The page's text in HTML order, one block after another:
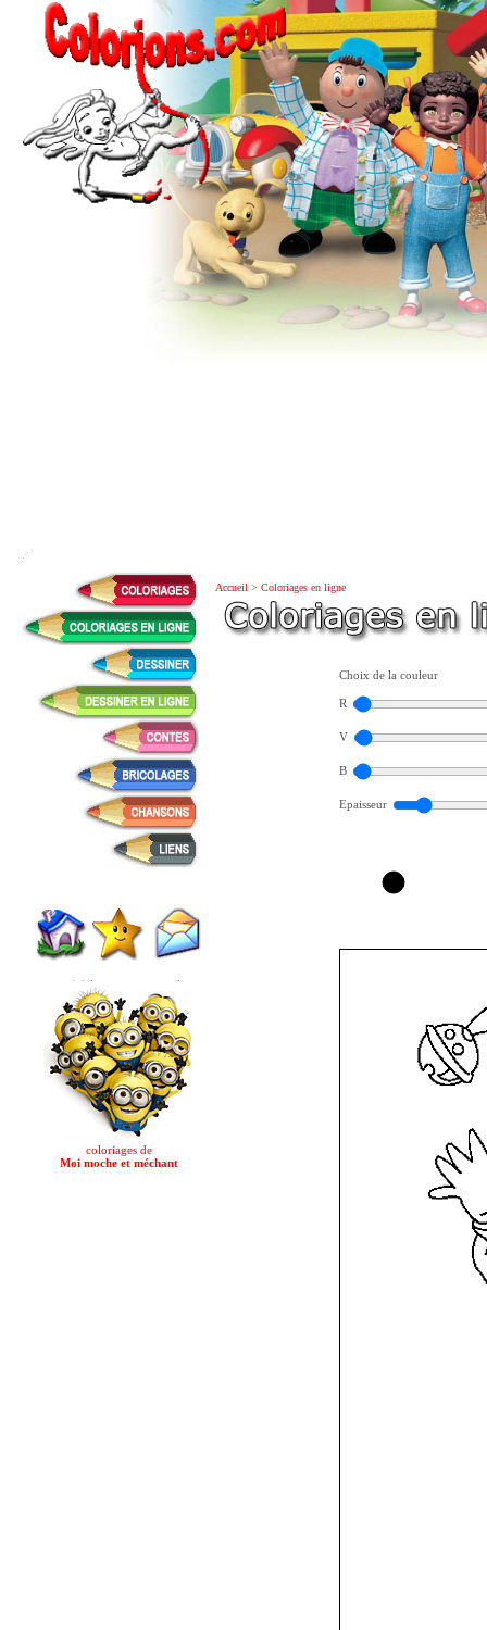
coloriages de
Moi moche et méchant
Accueil > Coloriages en ligne
Choix de la couleur
R
V
B
Epaisseur